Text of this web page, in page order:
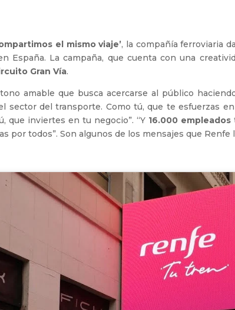
el mismo viaje’, la compañía ferroviaria
España. La campaña, que cuenta con una
Gran Vía.
amable que busca acercarse al público
sector del transporte. Como tú, que te esfuerzas
que inviertes en tu negocio”. “Y 16.000 empleados
por todos”. Son algunos de los mensajes que Renfe